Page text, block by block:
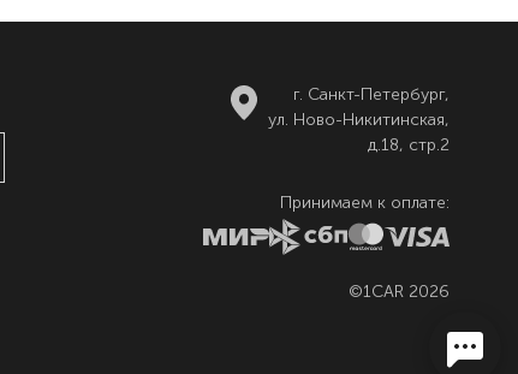
г. Санкт-Петербург,
ул. Ново-Никитинская,
д.18, стр.2
Принимаем к оплате:
©1CAR 2026